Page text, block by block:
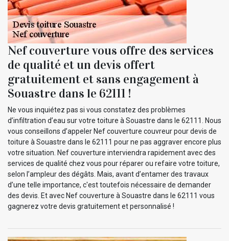
Nef couverture vous offre des services
de qualité et un devis offert
gratuitement et sans engagement à
Souastre dans le 62111 !
Ne vous inquiétez pas si vous constatez des problèmes
d’infiltration d’eau sur votre toiture à Souastre dans le 62111. Nous
vous conseillons d’appeler Nef couverture couvreur pour devis de
toiture à Souastre dans le 62111 pour ne pas aggraver encore plus
votre situation. Nef couverture interviendra rapidement avec des
services de qualité chez vous pour réparer ou refaire votre toiture,
selon l’ampleur des dégâts. Mais, avant d’entamer des travaux
d’une telle importance, c'est toutefois nécessaire de demander
des devis. Et avec Nef couverture à Souastre dans le 62111 vous
gagnerez votre devis gratuitement et personnalisé !